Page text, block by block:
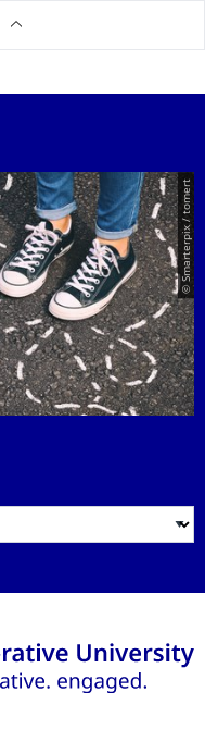
© Smarterpix / tomert